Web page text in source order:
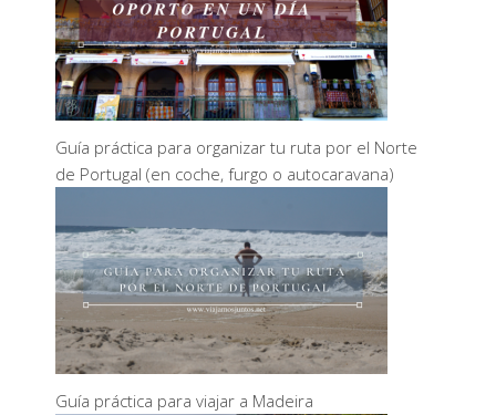
Guía práctica para organizar tu ruta por el Norte
de Portugal (en coche, furgo o autocaravana)
Guía práctica para viajar a Madeira